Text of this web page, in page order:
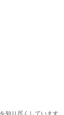
知り尽くしています。